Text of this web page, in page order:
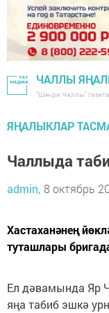
ЧАЛЛЫ
"Шәһри Чаллы"
ЯҢАЛЫКЛАР
Чаллыда
admin, 8 октябрь
Хастаханәнең
туташлары
Ел дәвамында Яр
яңа табиб эшкә